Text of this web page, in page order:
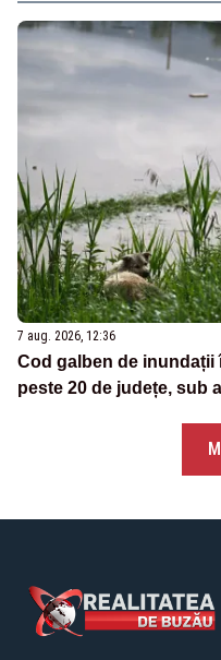
7 aug. 2026, 12:36
Cod galben de inundații
peste 20 de județe, sub